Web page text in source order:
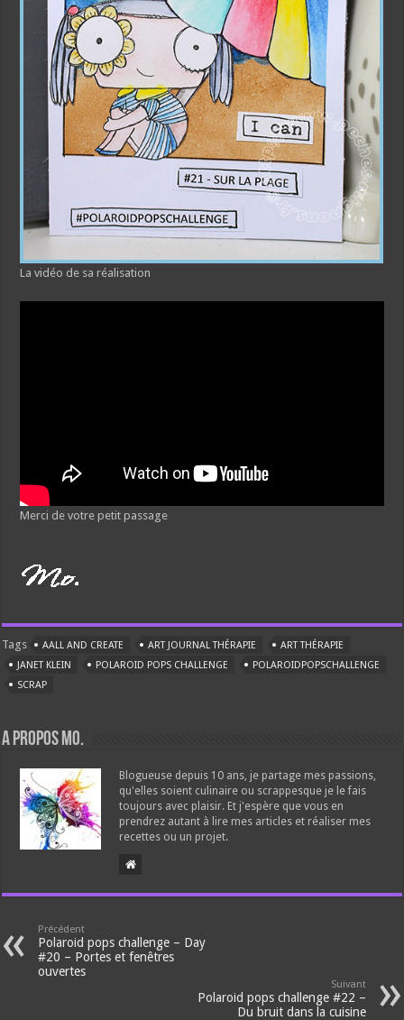
La vidéo de sa réalisation
Merci de votre petit passage
Tags AALL AND CREATE ART JOURNAL THÉRAPIE
ART THÉRAPIE
JANET KLEIN
POLAROID POPS CHALLENGE
POLAROIDPOPSCHALLENGE
SCRAP
A propos Mo.
Blogueuse depuis 10 ans, je partage mes passions,
qu'elles soient culinaire ou scrappesque je le fais
toujours avec plaisir. Et j'espère que vous en
prendrez autant à lire mes articles et réaliser mes
recettes ou un projet.
Précédent
Polaroid pops challenge – Day
#20 – Portes et fenêtres
ouvertes
Suivant
Polaroid pops challenge #22 –
Du bruit dans la cuisine